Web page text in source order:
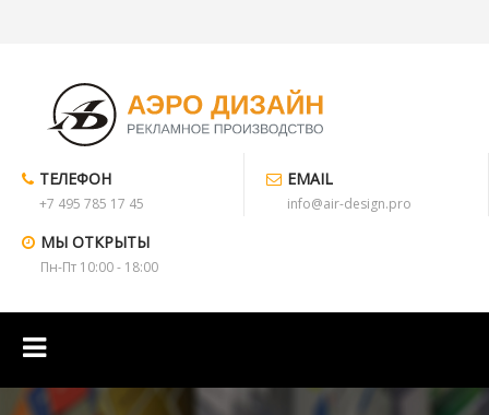
ТЕЛЕФОН
+7 495 785 17 45
EMAIL
info@air-design.pro
МЫ ОТКРЫТЫ
Пн-Пт 10:00 - 18:00